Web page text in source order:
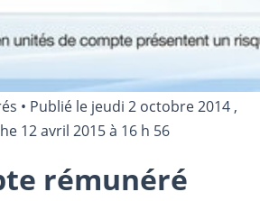
• Publié le jeudi 2 octobre 2014 ,
12 avril 2015 à 16 h 56
rémunéré